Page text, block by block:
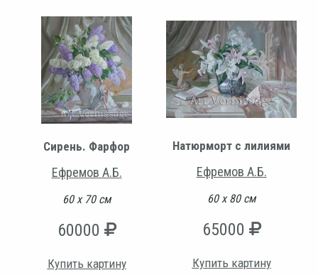
Сирень. Фарфор
Ефремов А.Б.
60 х 70 см
60000
Купить картину
Натюрморт с лилиями
Ефремов А.Б.
60 х 80 см
65000
Купить картину